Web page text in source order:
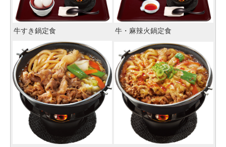
牛すき鍋定食 牛・麻辣火鍋定食